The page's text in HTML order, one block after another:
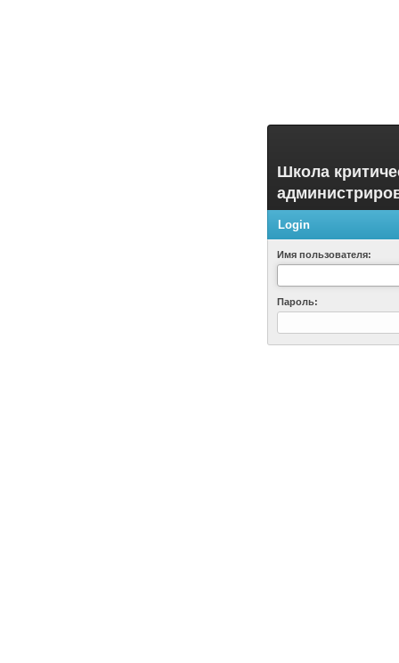
Школа
Login
Имя пользователя:
Пароль: